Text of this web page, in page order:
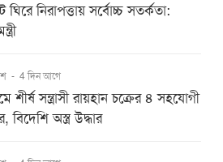
নিরাপত্তায় সর্বোচ্চ সতর্কতা:
- 4 দিন আগে
শীর্ষ সন্ত্রাসী রায়হান চক্রের ৪ সহযোগী
বিদেশি অস্ত্র উদ্ধার